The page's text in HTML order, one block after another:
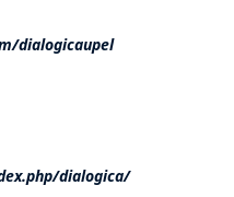
dialogicaupel
dialogica/